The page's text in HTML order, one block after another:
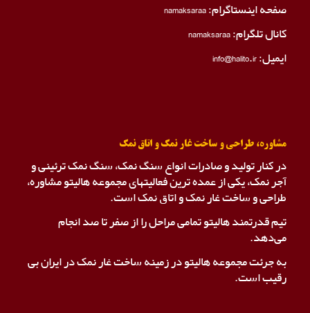
صفحه اینستاگرام:namaksaraa
کانال تلگرام:namaksaraa
ایمیل: info@halito.ir
مشاوره، طراحی و ساخت غار نمک و اتاق نمک
در کنار تولید و صادرات انواع سنگ نمک، سنگ نمک ترئینی و
آجر نمک، یکی از عمده ترین فعالیتهای مجموعه هالیتو مشاوره،
طراحی و ساخت غار نمک و اتاق نمک است.
تیم قدرتمند هالیتو تمامی مراحل را از صفر تا صد انجام
می‌دهد.
به جرئت مجموعه هالیتو در زمینه ساخت غار نمک در ایران بی
رقیب است.